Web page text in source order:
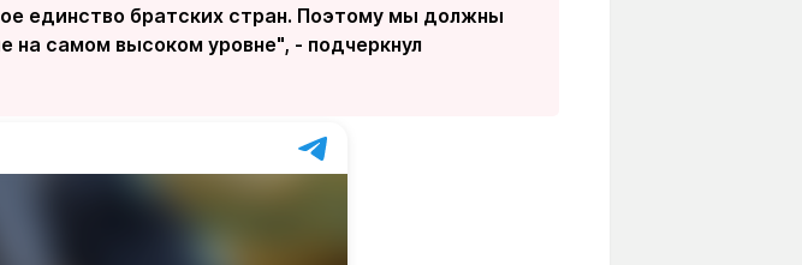
единство братских стран. Поэтому мы должны
на самом высоком уровне", - подчеркнул